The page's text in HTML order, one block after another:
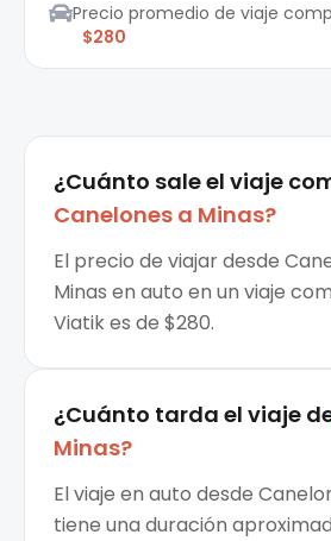
Precio promedio de viaje
$280
¿Cuánto sale el viaje
Canelones a Minas?
El precio de viajar desde
Minas en auto en un viaje
Viatik es de $280.
¿Cuánto tarda el viaje
Minas?
El viaje en auto desde
tiene una duración